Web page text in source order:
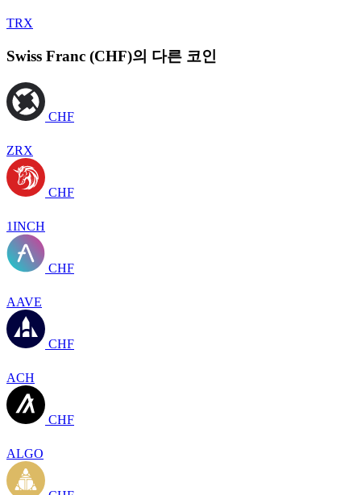
TRX
Swiss Franc (CHF)의 다른 코인
CHF
ZRX
CHF
1INCH
CHF
AAVE
CHF
ACH
CHF
ALGO